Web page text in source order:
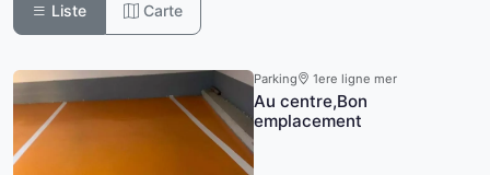
Liste
Carte
Parking 1ere ligne mer
Au centre,Bon
emplacement